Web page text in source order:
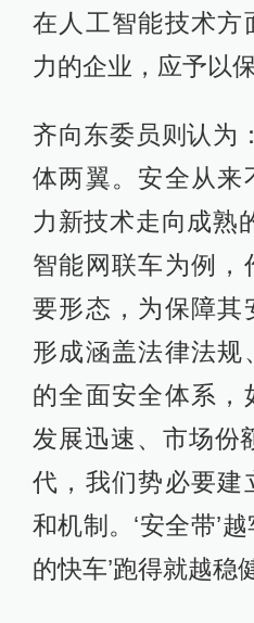
在人工智能技术方
力的企业，应予以
齐向东委员则认为
体两翼。安全从来
力新技术走向成熟
智能网联车为例，
要形态，为保障其
形成涵盖法律法规
的全面安全体系，
发展迅速、市场份
代，我们势必要建
和机制。‘安全带’
的快车’跑得就越稳